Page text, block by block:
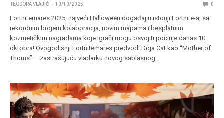
TEODORA VLAJIĆ 10/10/2025 0
Fortnitemares 2025, najveći Halloween događaj u istoriji Fortnite-a, sa
rekordnim brojem kolaboracija, novim mapama i besplatnim
kozmetičkim nagradama koje igrači mogu osvojiti počinje danas 10.
oktobra! Ovogodišnji Fortnitemares predvodi Doja Cat kao “Mother of
Thorns” – zastrašujuću vladarku novog sablasnog…